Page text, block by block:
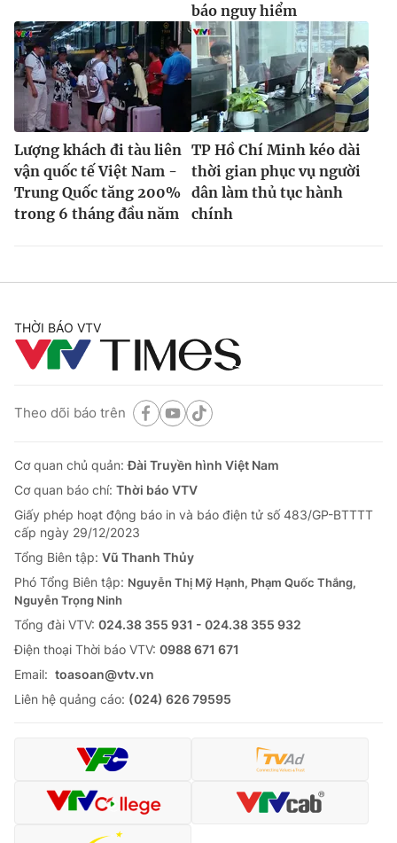
báo nguy hiểm
Lượng khách đi tàu liên
vận quốc tế Việt Nam -
Trung Quốc tăng 200%
trong 6 tháng đầu năm
TP Hồ Chí Minh kéo dài
thời gian phục vụ người
dân làm thủ tục hành
chính
THỜI BÁO VTV
Theo dõi báo trên
Cơ quan chủ quản:Đài Truyền hình Việt Nam
Cơ quan báo chí: Thời báo VTV
Giấy phép hoạt động báo in và báo điện tử số 483/GP-BTTTT
cấp ngày 29/12/2023
Tổng Biên tập: Vũ Thanh Thủy
Phó Tổng Biên tập: Nguyễn Thị Mỹ Hạnh, Phạm Quốc Thắng,
Nguyễn Trọng Ninh
Tổng đài VTV: 024.38 355 931 - 024.38 355 932
Ðiện thoại Thời báo VTV: 0988 671 671
Email: toasoan@vtv.vn
Liên hệ quảng cáo: (024) 626 79595